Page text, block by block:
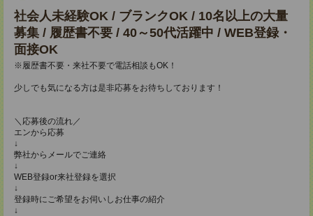
社会人未経験OK / ブランクOK / 10名以上の大量
募集 / 履歴書不要 / 40～50代活躍中 / WEB登録・
面接OK
※履歴書不要・来社不要で電話相談もOK！
少しでも気になる方は是非応募をお待ちしております！
＼応募後の流れ／
エンから応募
↓
弊社からメールでご連絡
↓
WEB登録or来社登録を選択
↓
登録時にご希望をお伺いしお仕事の紹介
↓